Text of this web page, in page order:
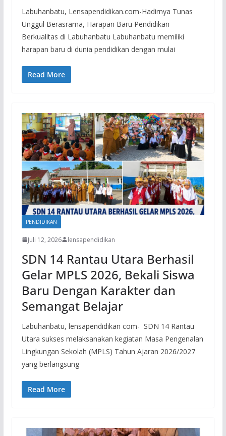
Labuhanbatu, Lensapendidikan.com-Hadirnya Tunas
Unggul Berasrama, Harapan Baru Pendidikan
Berkualitas di Labuhanbatu Labuhanbatu memiliki
harapan baru di dunia pendidikan dengan mulai
Read More
PENDIDIKAN
Juli 12, 2026 lensapendidikan
SDN 14 Rantau Utara Berhasil
Gelar MPLS 2026, Bekali Siswa
Baru Dengan Karakter dan
Semangat Belajar
Labuhanbatu, lensapendidikan com- SDN 14 Rantau
Utara sukses melaksanakan kegiatan Masa Pengenalan
Lingkungan Sekolah (MPLS) Tahun Ajaran 2026/2027
yang berlangsung
Read More